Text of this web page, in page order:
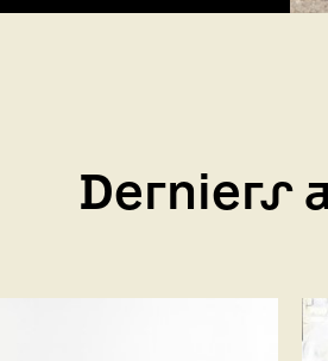
Derniers